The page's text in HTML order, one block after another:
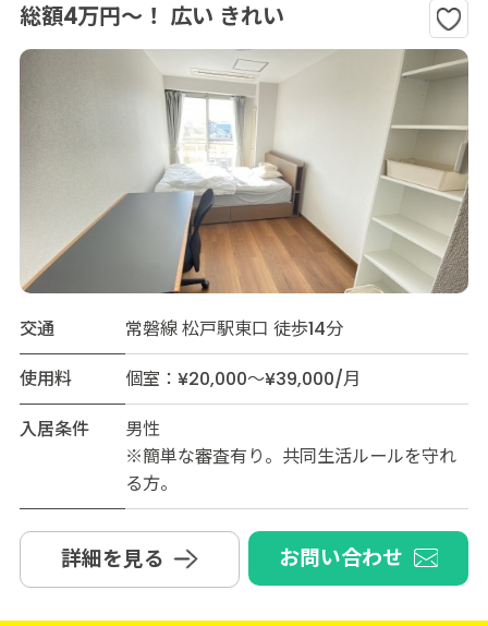
総額4万円～！ 広い きれい
交通
常磐線 松戸駅東口 徒歩14分
使用料
個室：¥20,000～¥39,000/月
入居条件
男性
※簡単な審査有り。共同生活ルールを守れ
る方。
詳細を見る お問い合わせ